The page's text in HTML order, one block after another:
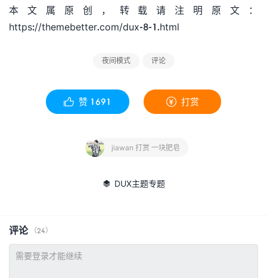
本文属原创，转载请注明原文：
https://themebetter.com/dux-8-1.html
夜间模式 评论
 赞 1691  打赏
jiawan 打赏 一块肥皂
 DUX主题专题
评论（24）